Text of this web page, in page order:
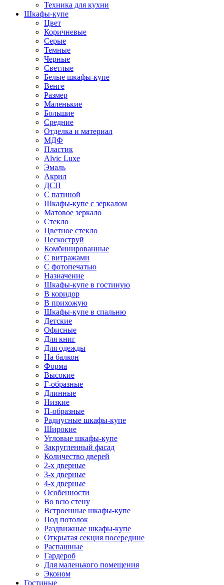
Техника для кухни
Шкафы-купе
Цвет
Коричневые
Серые
Темные
Черные
Светлые
Белые шкафы-купе
Венге
Размер
Маленькие
Большие
Средние
Отделка и материал
МДФ
Пластик
Alvic Luxe
Эмаль
Акрил
ДСП
С патиной
Шкафы-купе с зеркалом
Матовое зеркало
Стекло
Цветное стекло
Пескоструй
Комбинированные
С витражами
С фотопечатью
Назначение
Шкафы-купе в гостиную
В коридор
В прихожую
Шкафы-купе в спальню
Детские
Офисные
Для книг
Для одежды
На балкон
Форма
Высокие
Г-образные
Длинные
Низкие
П-образные
Радиусные шкафы-купе
Широкие
Угловые шкафы-купе
Закругленный фасад
Количество дверей
2-х дверные
3-х дверные
4-х дверные
Особенности
Во всю стену
Встроенные шкафы-купе
Под потолок
Раздвижные шкафы-купе
Открытая секция посередине
Распашные
Гардероб
Для маленького помещения
Эконом
Гостиные